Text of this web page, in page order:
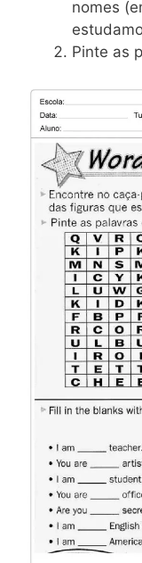
nomes
Pinte as